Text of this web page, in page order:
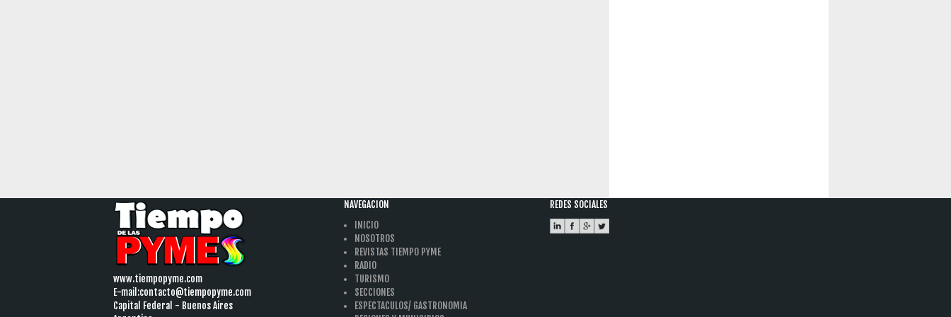
www.tiempopyme.com
E-mail:contacto@tiempopyme.com
Capital Federal - Buenos Aires
NAVEGACION
INICIO
NOSOTROS
REVISTAS TIEMPO PYME
RADIO
TURISMO
SECCIONES
ESPECTACULOS/ GASTRONOMIA
REDES SOCIALES